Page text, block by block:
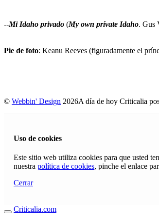
--Mi Idaho privado (My own prívate Idaho. Gus
Pie de foto: Keanu Reeves (figuradamente el
© Webbin' Design 2026A día de hoy Criticalia
Uso de cookies
Este sitio web utiliza cookies para que usted
nuestra política de cookies, pinche el enlace
Cerrar
Criticalia.com